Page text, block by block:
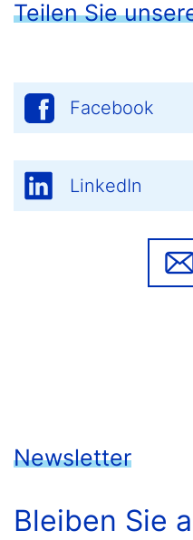
Teilen Sie
Facebook
LinkedIn
Newsletter
Bleiben Sie